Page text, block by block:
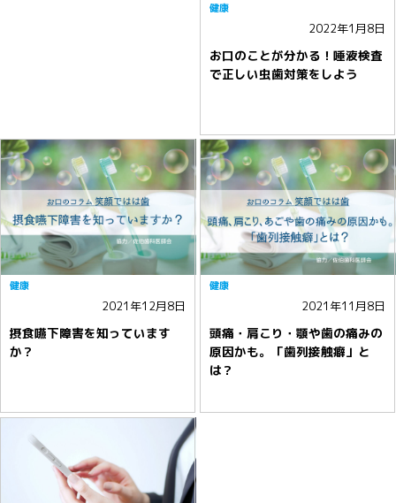
2022年1月8日
お口のことが分かる！唾液検査
で正しい虫歯対策をしよう
健康
2021年12月8日
摂食嚥下障害を知っています
か？
健康
2021年11月8日
頭痛・肩こり・顎や歯の痛みの
原因かも。「歯列接触癖」と
は？
健康